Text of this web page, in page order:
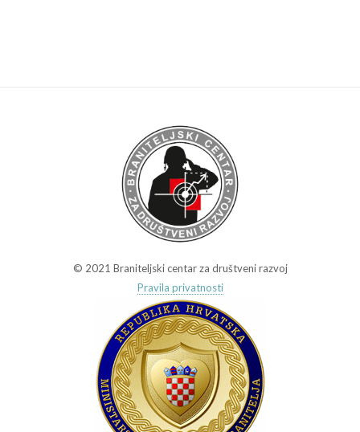
© 2021 Braniteljski centar za društveni razvoj
Pravila privatnosti